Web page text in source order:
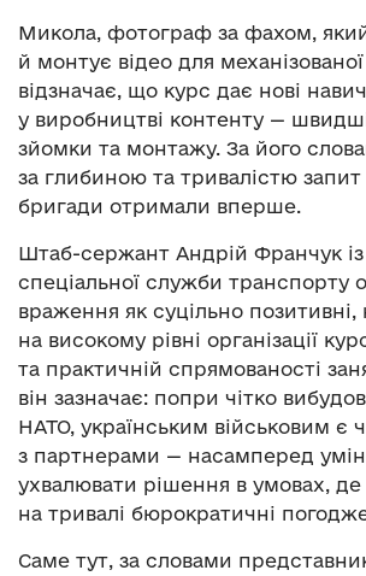
Микола, фотограф за фахом, який
й монтує відео для
відзначає, що курс дає нові
у виробництві контенту —
зйомки та монтажу. За його
за глибиною та тривалістю
бригади отримали вперше.
Штаб-сержант Андрій Франчук
спеціальної служби транспорту
враження як суцільно
на високому рівні організації
та практичній спрямованості
він зазначає: попри чітко
НАТО, українським військовим є
з партнерами — насамперед
ухвалювати рішення в умовах,
на тривалі бюрократичні
Саме тут, за словами